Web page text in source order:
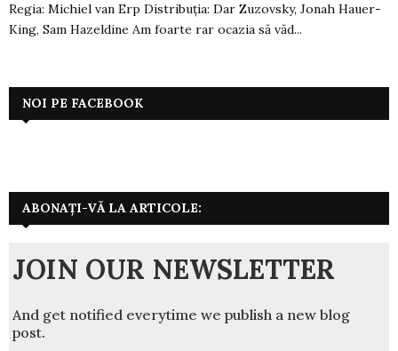
Regia: Michiel van Erp Distribuția: Dar Zuzovsky, Jonah Hauer-
King, Sam Hazeldine Am foarte rar ocazia să văd...
NOI PE FACEBOOK
ABONAȚI-VĂ LA ARTICOLE:
JOIN OUR NEWSLETTER
And get notified everytime we publish a new blog
post.